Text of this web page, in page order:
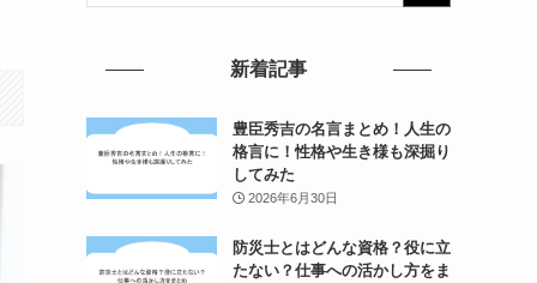
新着記事
豊臣秀吉の名言まとめ！人生の
格言に！性格や生き様も深掘り
してみた
2026年6月30日
防災士とはどんな資格？役に立
たない？仕事への活かし方をま